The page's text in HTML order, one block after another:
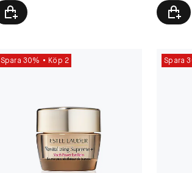
Spara 30% Köp 2 Spara